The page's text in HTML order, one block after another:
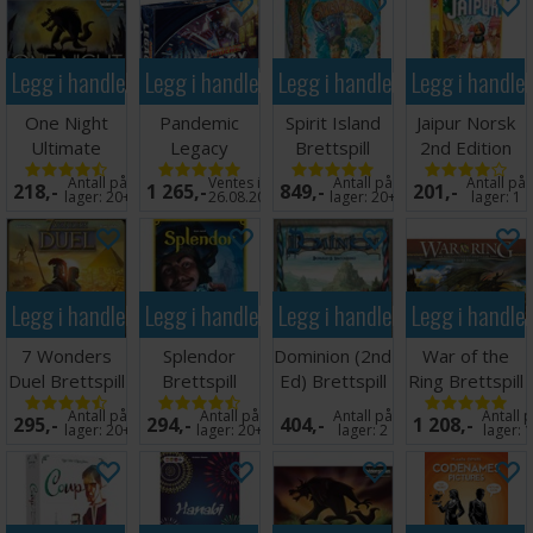
Legg i handlekurven
One Night
Ultimate
Werewolf
Brettspill
218,- Antall på
lager: 20+
Legg i handlekurven
Pandemic
Legacy
Season 1 Blue
Brettspill
1 265,-Ventes inn
26.08.2026
Legg i handlekurven
Spirit Island
Brettspill
849,- Antall på
lager:20+
Legg i
Jaipur Norsk
2nd Edition
Brettspill
201,- Antall på
lager:1
Legg i handlekurven
7 Wonders
Duel Brettspill
- Norsk
295,- Antall på
lager: 20+
Legg i handlekurven
Splendor
Brettspill
294,- Antall på
lager:20+
Legg i handlekurven
Dominion (2nd
Ed) Brettspill
Engelsk
404,- Antall på
lager:2
Legg i
War of the
Ring Brettspill
1 208,- Antall
lager: